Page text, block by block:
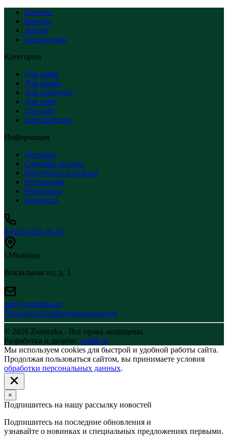
Каталог
Бренды
Акции
Распродажи
Категории
Для собак
Для кошек
Для грызунов
Для птиц
Для рыб
Наполнители
Информация
Доставка
Способы оплаты
Получение и возврат
Оптовикам
Реквизиты
Контакты
8 (916) 028-19-19
г.Мытищи
Вокзальная пл, д. 1,
sale@zoonorka.ru
Политика Конфиденциальности
© 2026 Zoonorka - Все права защищены.
Разработка и дизайн: welldi.ru
Мы используем cookies для быстрой и удобной работы сайта.
Продолжая пользоваться сайтом, вы принимаете условия
обработки персональных данных.
×
Подпишитесь на нашу рассылку новостей
Подпишитесь на последние обновления и
узнавайте о новинках и специальных предложениях первыми.